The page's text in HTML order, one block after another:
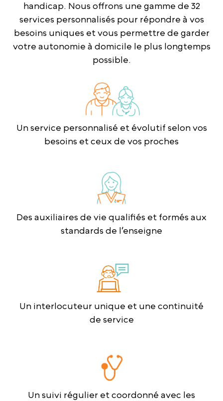
handicap. Nous offrons une gamme de 32
services personnalisés pour répondre à vos
besoins uniques et vous permettre de garder
votre autonomie à domicile le plus longtemps
possible.
Un service personnalisé et évolutif selon vos
besoins et ceux de vos proches
Des auxiliaires de vie qualifiés et formés aux
standards de l’enseigne
Un interlocuteur unique et une continuité
de service
Un suivi régulier et coordonné avec les